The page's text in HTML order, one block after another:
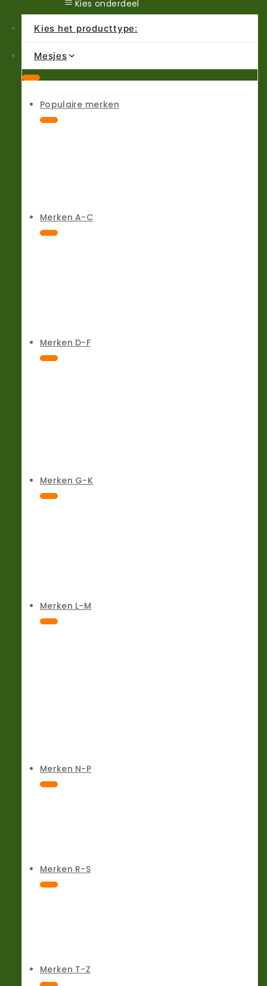
Kies onderdeel
Kies het producttype:
Mesjes
Populaire merken
Merken A-C
Merken D-F
Merken G-K
Merken L-M
Merken N-P
Merken R-S
Merken T-Z